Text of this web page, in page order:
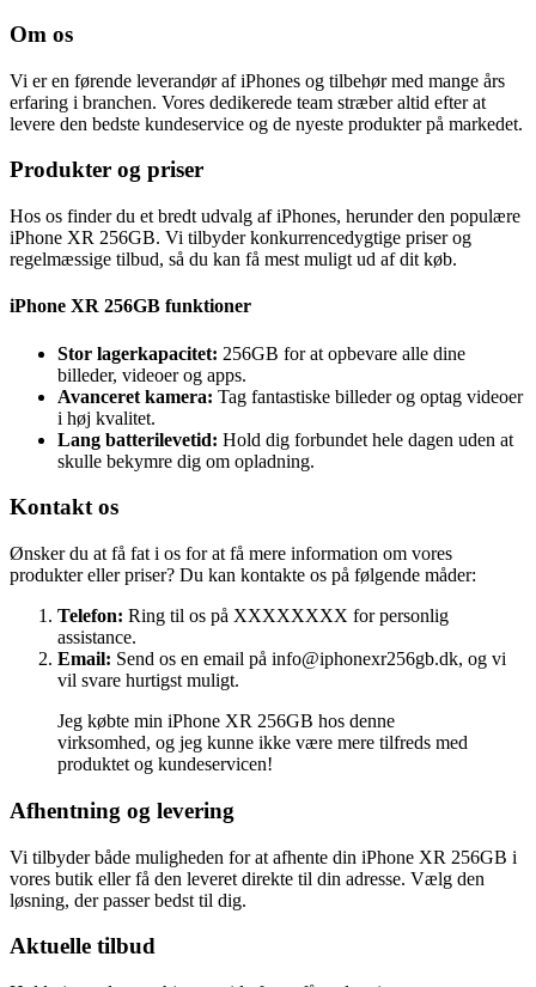
Om os
Vi er en førende leverandør af iPhones og tilbehør med mange års
erfaring i branchen. Vores dedikerede team stræber altid efter at
levere den bedste kundeservice og de nyeste produkter på markedet.
Produkter og priser
Hos os finder du et bredt udvalg af iPhones, herunder den populære
iPhone XR 256GB. Vi tilbyder konkurrencedygtige priser og
regelmæssige tilbud, så du kan få mest muligt ud af dit køb.
iPhone XR 256GB funktioner
Stor lagerkapacitet: 256GB for at opbevare alle dine
billeder, videoer og apps.
Avanceret kamera: Tag fantastiske billeder og optag videoer
i høj kvalitet.
Lang batterilevetid: Hold dig forbundet hele dagen uden at
skulle bekymre dig om opladning.
Kontakt os
Ønsker du at få fat i os for at få mere information om vores
produkter eller priser? Du kan kontakte os på følgende måder:
Telefon: Ring til os på XXXXXXXX for personlig
assistance.
Email: Send os en email på info@iphonexr256gb.dk, og vi
vil svare hurtigst muligt.
Jeg købte min iPhone XR 256GB hos denne
virksomhed, og jeg kunne ikke være mere tilfreds med
produktet og kundeservicen!
Afhentning og levering
Vi tilbyder både muligheden for at afhente din iPhone XR 256GB i
vores butik eller få den leveret direkte til din adresse. Vælg den
løsning, der passer bedst til dig.
Aktuelle tilbud